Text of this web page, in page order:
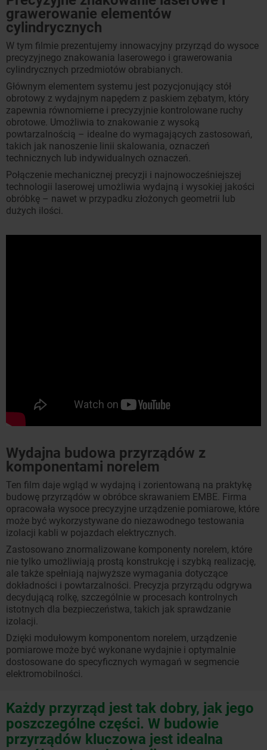
grawerowanie elementów
cylindrycznych
W tym filmie prezentujemy innowacyjny przyrząd do wysoce
precyzyjnego znakowania laserowego i grawerowania
cylindrycznych przedmiotów obrabianych.
Głównym elementem systemu jest pozycjonujący stół
obrotowy z wydajnym napędem z paskiem zębatym, który
zapewnia równomierne i precyzyjnie kontrolowane ruchy
obrotowe. Umożliwia to znakowanie z wysoką
powtarzalnością – idealne do wymagających zastosowań,
takich jak nanoszenie linii skalowania, oznaczeń
technicznych lub indywidualnych oznaczeń.
Połączenie mechanicznej precyzji i najnowocześniejszej
technologii laserowej umożliwia wydajną i wysokiej jakości
obróbkę – nawet w przypadku złożonych geometrii lub
dużych ilości.
Wydajna budowa przyrządów z
komponentami norelem
Ten film daje wgląd w wydajną i zorientowaną na praktykę
budowę przyrządów w obróbce skrawaniem EMBE. Firma
opracowała wysoce precyzyjne urządzenie pomiarowe, które
może być wykorzystywane do niezawodnego testowania
izolacji kabli w pojazdach elektrycznych.
Zastosowano znormalizowane komponenty norelem, które
nie tylko umożliwiają prostą konstrukcję i szybką realizację,
ale także spełniają najwyższe wymagania dotyczące
dokładności i powtarzalności. Precyzja przyrządu odgrywa
decydującą rolkę, szczególnie w procesach kontrolnych
istotnych dla bezpieczeństwa, takich jak sprawdzanie
izolacji.
Dzięki modułowym komponentom norelem, urządzenie
pomiarowe może być wykonane wydajnie i optymalnie
dostosowane do specyficznych wymagań w segmencie
elektromobilności.
Każdy przyrząd jest tak dobry, jak jego
poszczególne części. W budowie
przyrządów kluczowa jest idealna